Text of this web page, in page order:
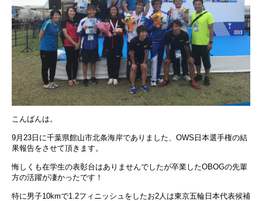
こんばんは。
9月23日に千葉県館山市北条海岸でありました、OWS日本選手権の結
果報告をさせて頂きます。
悔しくも在学生の表彰台はありませんでしたが卒業したOBOGの先輩
方の活躍が凄かったです！
特に男子10kmで1.2フィニッシュをしたお2人は東京五輪日本代表候補